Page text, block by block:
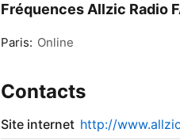
Fréquences Allzic Radio
Paris: Online
Contacts
Site internet http://